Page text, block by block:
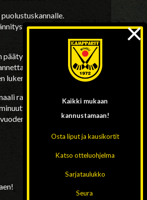
joka esiintyi
saaden lopulta
mutta viimeisenä
tasoissa.
ratkaisee ja jos
kun
tauon jälkeen
Kaikki mukaan
kannustamaan!
Osta liput ja kausikortit
Katso otteluohjelma
Sarjataulukko
Seura
×